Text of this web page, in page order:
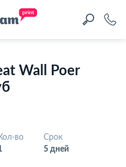
Wall Poer
во
Срок
5 дней